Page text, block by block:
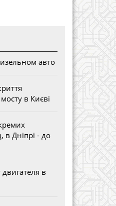
авто
в Києві
в Дніпрі - до
в